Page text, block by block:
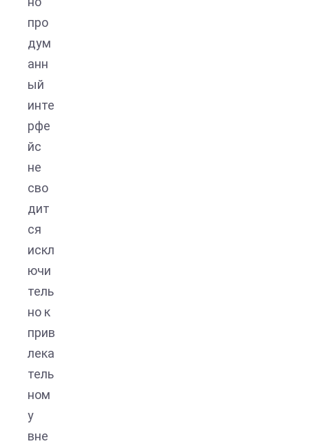
про
дум
анн
ый
инте
рфе
йс
не
сво
дит
ся
искл
ючи
тель
но к
прив
лека
тель
ном
у
вне